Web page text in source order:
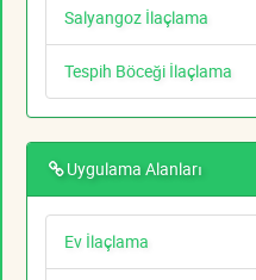
Salyangoz İlaçlama
Tespih Böceği İlaçlama
Uygulama Alanları
Ev İlaçlama